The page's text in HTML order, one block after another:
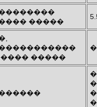
�����
�����